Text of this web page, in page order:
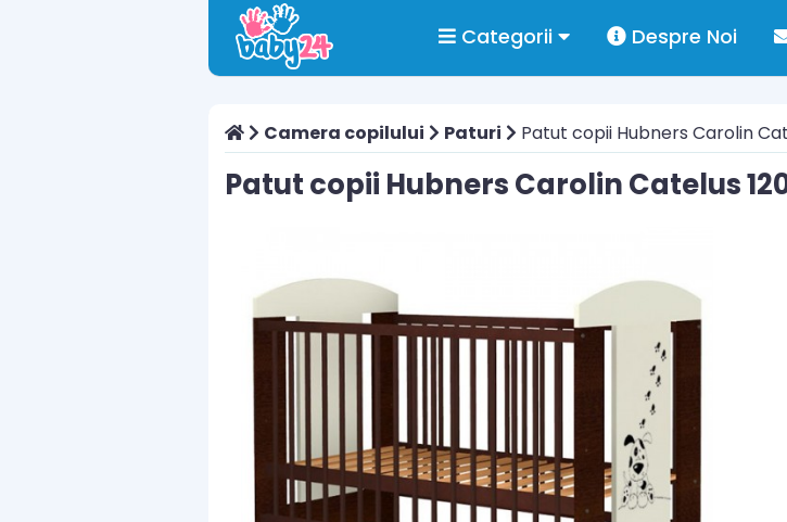
Categorii Despre Noi
Camera copilului Paturi Patut copii Hubners Carolin
Patut copii Hubners Carolin Catelus